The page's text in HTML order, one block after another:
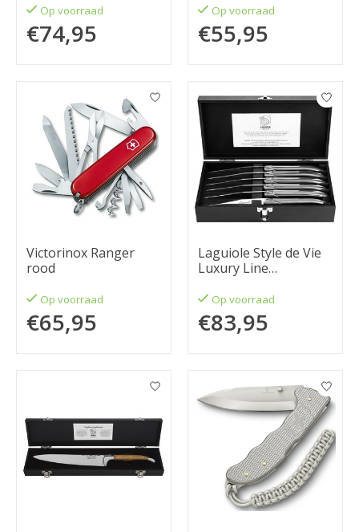
delig olijfhout
Op voorraad
€74,95
Op voorraad
€55,95
Victorinox Ranger
rood
Op voorraad
€65,95
Laguiole Style de Vie
Luxury Line
delig rvs
Op voorraad
€83,95